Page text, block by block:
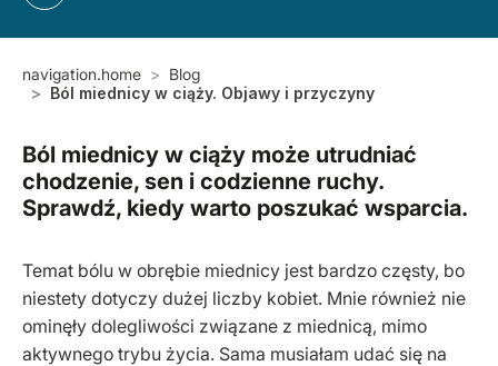
navigation.home
Blog
Ból miednicy w ciąży. Objawy i przyczyny
Ból miednicy w ciąży może utrudniać
chodzenie, sen i codzienne ruchy.
Sprawdź, kiedy warto poszukać wsparcia.
Temat bólu w obrębie miednicy jest bardzo częsty, bo
niestety dotyczy dużej liczby kobiet. Mnie również nie
ominęły dolegliwości związane z miednicą, mimo
aktywnego trybu życia. Sama musiałam udać się na